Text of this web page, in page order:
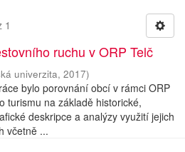
1
ruchu v ORP Telč
univerzita, 2017)
bylo porovnání obcí v rámci ORP
turismu na základě historické,
deskripce a analýzy využití jejich
včetně ...